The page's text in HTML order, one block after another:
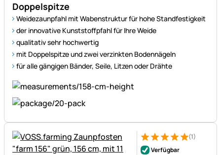
Doppelspitze
Weidezaunpfahl mit Wabenstruktur für hohe Standfestigkeit
der innovative Kunststoffpfahl für Ihre Weide
qualitativ sehr hochwertig
mit Doppelspitze und zwei verzinkten Bodennägeln
für alle gängigen Bänder, Seile, Litzen oder Drähte
Bewertung: 5 von 5 (1
1 Bewertung
(1)
Verfügbar